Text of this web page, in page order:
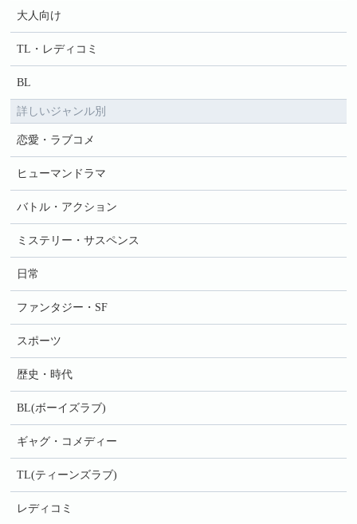
大人向け
TL・レディコミ
BL
詳しいジャンル別
恋愛・ラブコメ
ヒューマンドラマ
バトル・アクション
ミステリー・サスペンス
日常
ファンタジー・SF
スポーツ
歴史・時代
BL(ボーイズラブ)
ギャグ・コメディー
TL(ティーンズラブ)
レディコミ